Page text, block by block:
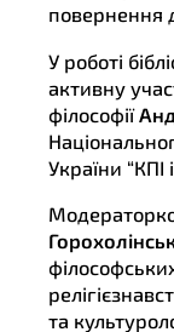
повернення
У роботі
активну
філософії
України “КПІ
та